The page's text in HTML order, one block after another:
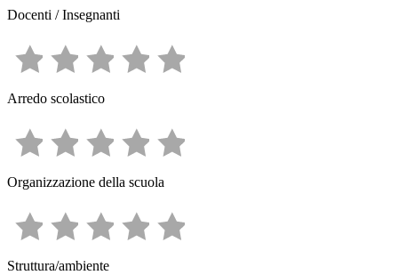
Docenti / Insegnanti
Arredo scolastico
Organizzazione della scuola
Struttura/ambiente